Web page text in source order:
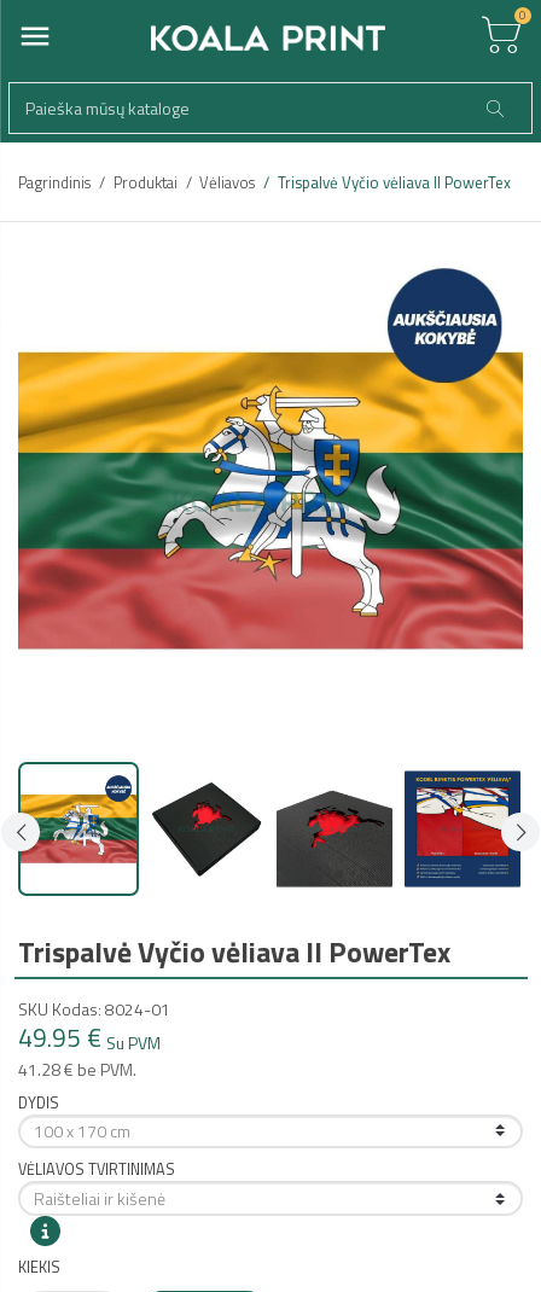
0
Pagrindinis Produktai Vėliavos Trispalvė Vyčio vėliava II PowerTex
Trispalvė Vyčio vėliava II PowerTex
SKU Kodas: 8024-01
49.95 € Su PVM
41.28 € be PVM.
DYDIS
VĖLIAVOS TVIRTINIMAS
KIEKIS